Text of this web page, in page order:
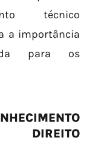
técnico
a importância
para os
DIREITO